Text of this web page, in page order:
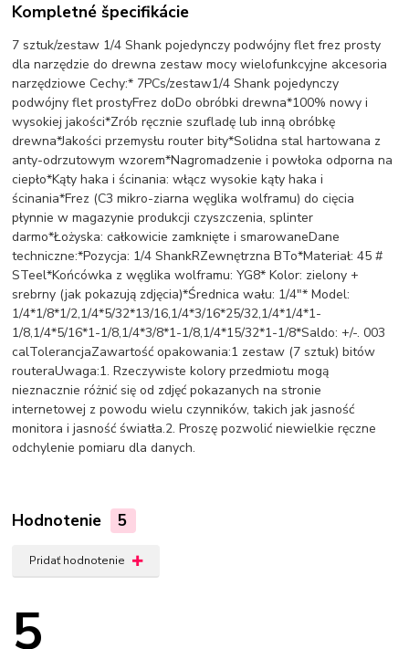
Kompletné špecifikácie
7 sztuk/zestaw 1/4 Shank pojedynczy podwójny flet frez prosty
dla narzędzie do drewna zestaw mocy wielofunkcyjne akcesoria
narzędziowe Cechy:* 7PCs/zestaw1/4 Shank pojedynczy
podwójny flet prostyFrez doDo obróbki drewna*100% nowy i
wysokiej jakości*Zrób ręcznie szufladę lub inną obróbkę
drewna*Jakości przemysłu router bity*Solidna stal hartowana z
anty-odrzutowym wzorem*Nagromadzenie i powłoka odporna na
ciepło*Kąty haka i ścinania: włącz wysokie kąty haka i
ścinania*Frez (C3 mikro-ziarna węglika wolframu) do cięcia
płynnie w magazynie produkcji czyszczenia, splinter
darmo*Łożyska: całkowicie zamknięte i smarowaneDane
techniczne:*Pozycja: 1/4 ShankRZewnętrzna BTo*Materiał: 45 #
STeel*Końcówka z węglika wolframu: YG8* Kolor: zielony +
srebrny (jak pokazują zdjęcia)*Średnica wału: 1/4"* Model:
1/4*1/8*1/2,1/4*5/32*13/16,1/4*3/16*25/32,1/4*1/4*1-
1/8,1/4*5/16*1-1/8,1/4*3/8*1-1/8,1/4*15/32*1-1/8*Saldo: +/-. 003
calTolerancjaZawartość opakowania:1 zestaw (7 sztuk) bitów
routeraUwaga:1. Rzeczywiste kolory przedmiotu mogą
nieznacznie różnić się od zdjęć pokazanych na stronie
internetowej z powodu wielu czynników, takich jak jasność
monitora i jasność światła.2. Proszę pozwolić niewielkie ręczne
odchylenie pomiaru dla danych.
Hodnotenie 5
Pridať hodnotenie
5